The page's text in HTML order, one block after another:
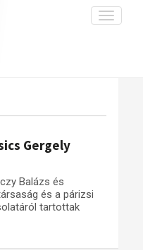
Toggle
megszilárdulása
(feltöltés alatt)
Gergely
Balázs és
és a párizsi
tartottak